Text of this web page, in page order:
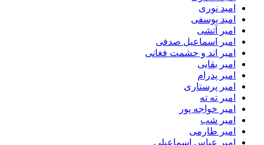
امید نوری
امید یوسفی
امیر آتشی
امیر اسماعیل صدفی
امیر اند و حشمت فغانی
امیر بقایی
امیر پدرام
امیر پرستاری
امیر ته ته
امیر خواجه پور
امیر شب
امیر طارمی
امیر عباس اسماعیلی